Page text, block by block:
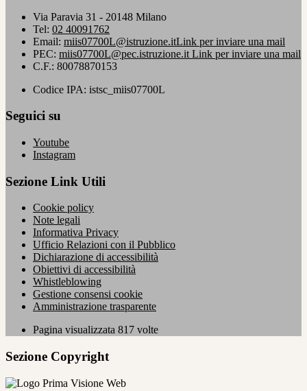
Via Paravia 31 - 20148 Milano
Tel: 02 40091762
Email: miis07700L@istruzione.itLink per inviare una mail
PEC: miis07700L@pec.istruzione.it Link per inviare una mail
C.F.: 80078870153
Codice IPA: istsc_miis07700L
Seguici su
Youtube
Instagram
Sezione Link Utili
Cookie policy
Note legali
Informativa Privacy
Ufficio Relazioni con il Pubblico
Dichiarazione di accessibilità
Obiettivi di accessibilità
Whistleblowing
Gestione consensi cookie
Amministrazione trasparente
Pagina visualizzata 817 volte
Sezione Copyright